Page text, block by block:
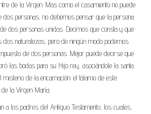
de la Virgen. Mas como el casamiento no puede
dos personas, no debemos pensar que la persona
dos personas unidas. Decimos que consta y que
naturalezas, pero de ningún modo podemos
de dos personas. Mejor puede decirse que
las bodas para su Hijo rey, asociándole la santa
de la encarnación: el tálamo de este
la Virgen María.
a los padres del Antiguo Testamento, los cuales,